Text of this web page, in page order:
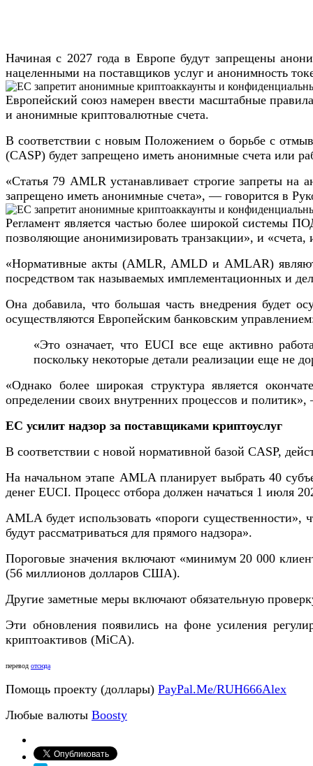
Начиная с 2027 года в Европе будут запрещены
нацеленными на поставщиков услуг и анонимность
Европейский союз намерен ввести масштабные
и анонимные криптовалютные счета.
В соответствии с новым Положением о борьбе с
(CASP) будет запрещено иметь анонимные счета или
«Статья 79 AMLR устанавливает строгие запреты
запрещено иметь анонимные счета», — говорится в
Регламент является частью более широкой системы
позволяющие анонимизировать транзакции», и
«Нормативные акты (AMLR, AMLD и AMLAR)
посредством так называемых имплементационных и
Она добавила, что большая часть внедрения будет
осуществляются Европейским банковским
«Это означает, что EUCI все еще активно
поскольку некоторые детали реализации еще не
«Однако более широкая структура является
определении своих внутренних процессов и
ЕС усилит надзор за поставщиками криптоуслуг
В соответствии с новой нормативной базой CASP,
На начальном этапе AMLA планирует выбрать 40
денег EUCI. Процесс отбора должен начаться 1 июля
AMLA будет использовать «пороги
будут рассматриваться для прямого надзора».
Пороговые значения включают «минимум 20 000
(56 миллионов долларов США).
Другие заметные меры включают обязательную
Эти обновления появились на фоне усиления
криптоактивов (MiCA).
перевод отсюда
Помощь проекту (доллары) PayPal.Me/RUH666Alex
Любые валюты Boosty